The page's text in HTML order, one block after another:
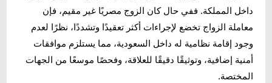
داخل المملكة. ففي حال كان الزوج مصريًا غير مقيم، فإن
معاملة الزواج تخضع لإجراءات أكثر تعقيدًا وتشددًا، نظرًا لعدم
وجود إقامة نظامية له داخل السعودية، مما يستلزم موافقات
أمنية إضافية، وتوثيقًا دقيقًا للعلاقة، وفحصًا موسعًا من الجهات
المختصة.